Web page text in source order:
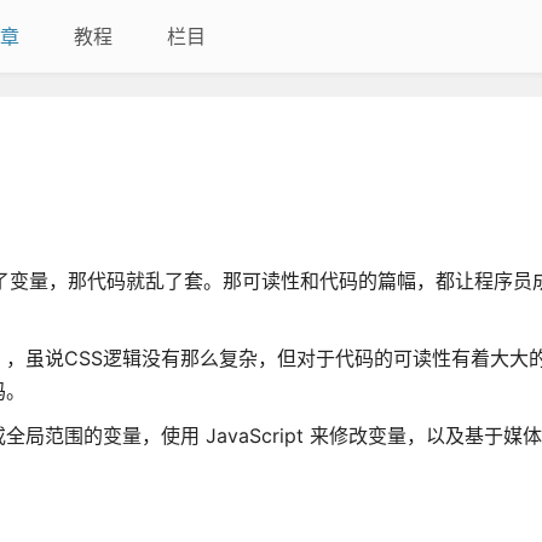
教程 栏目
量，那代码就乱了套。那可读性和代码的篇幅，都让程序员
虽说CSS逻辑没有那么复杂，但对于代码的可读性有着大大
局范围的变量，使用 JavaScript 来修改变量，以及基于媒